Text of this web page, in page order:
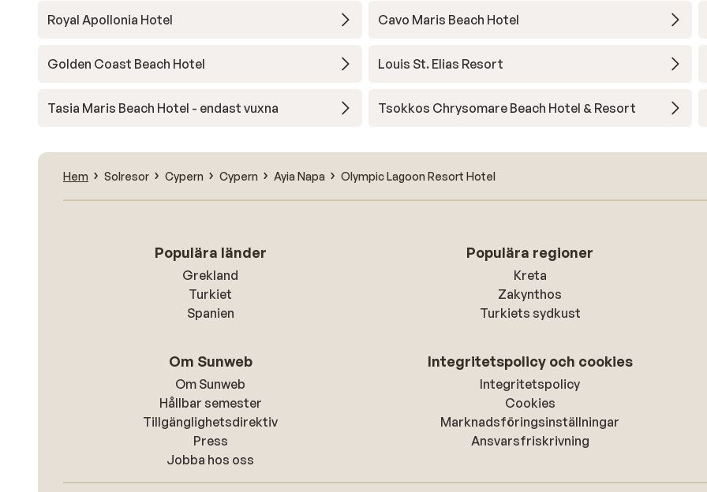
Royal Apollonia Hotel Cavo Maris Beach Hotel
Golden Coast Beach Hotel Louis St. Elias Resort
Tasia Maris Beach Hotel - endast vuxna Tsokkos Chrysomare Beach Hotel & Resort
Hem Solresor Cypern Cypern Ayia Napa Olympic Lagoon Resort Hotel
Populära länder
Grekland
Turkiet
Spanien
Populära regioner
Kreta
Zakynthos
Turkiets sydkust
Om Sunweb
Om Sunweb
Hållbar semester
Tillgänglighetsdirektiv
Press
Jobba hos oss
Integritetspolicy och cookies
Integritetspolicy
Cookies
Marknadsföringsinställningar
Ansvarsfriskrivning